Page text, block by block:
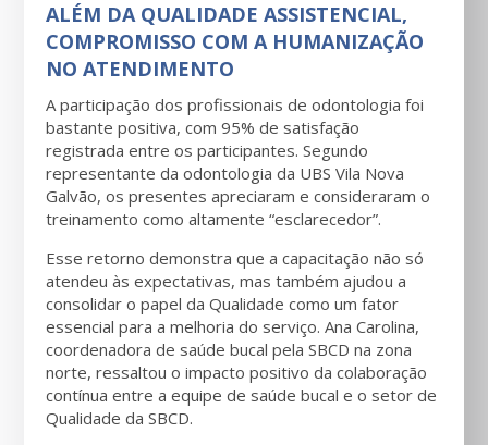
ALÉM DA QUALIDADE ASSISTENCIAL,
COMPROMISSO COM A HUMANIZAÇÃO
NO ATENDIMENTO
A participação dos profissionais de odontologia foi
bastante positiva, com 95% de satisfação
registrada entre os participantes. Segundo
representante da odontologia da UBS Vila Nova
Galvão, os presentes apreciaram e consideraram o
treinamento como altamente “esclarecedor”.
Esse retorno demonstra que a capacitação não só
atendeu às expectativas, mas também ajudou a
consolidar o papel da Qualidade como um fator
essencial para a melhoria do serviço. Ana Carolina,
coordenadora de saúde bucal pela SBCD na zona
norte, ressaltou o impacto positivo da colaboração
contínua entre a equipe de saúde bucal e o setor de
Qualidade da SBCD.